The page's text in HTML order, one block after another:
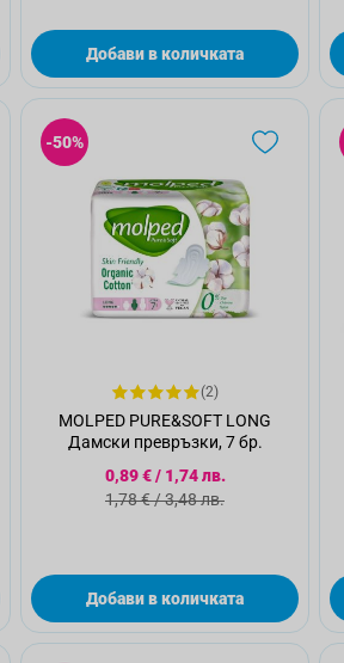
Добави в количката
-50%
(2)
MOLPED PURE&SOFT LONG
Дамски превръзки, 7 бр.
Специална цена
0,89 €/ 1,74 лв.
Стандартна цена
1,78 €/3,48 лв.
Добави в количката